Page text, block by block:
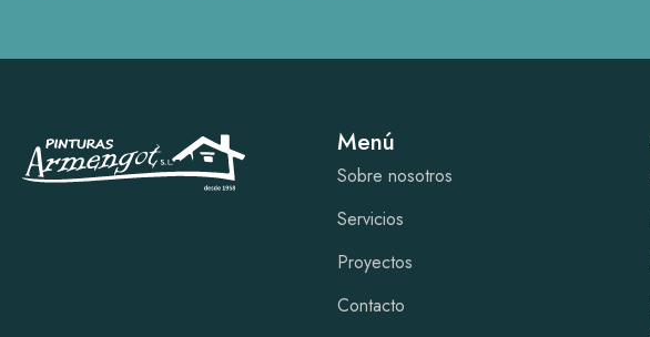
Menú
Sobre nosotros
Servicios
Proyectos
Contacto